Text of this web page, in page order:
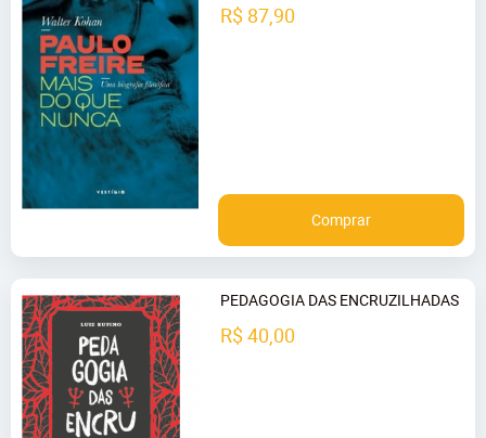
R$ 87,90
Comprar
PEDAGOGIA DAS ENCRUZILHADAS
R$ 40,00